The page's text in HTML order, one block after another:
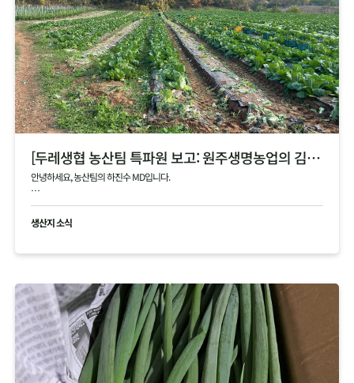
[두레생협 농산팀 특파원 보고: 원주생명농업의 김장 통배추]
안녕하세요, 농산팀의 하진수 MD입니다.
오늘은 제가 김장 시즌의 숨은 주역, 원주생명농업(강원도 정선)을 직접 다녀온 특파원
으로서 감동과 진심을 담아 소식을 전해드립니다!
생산지 소식